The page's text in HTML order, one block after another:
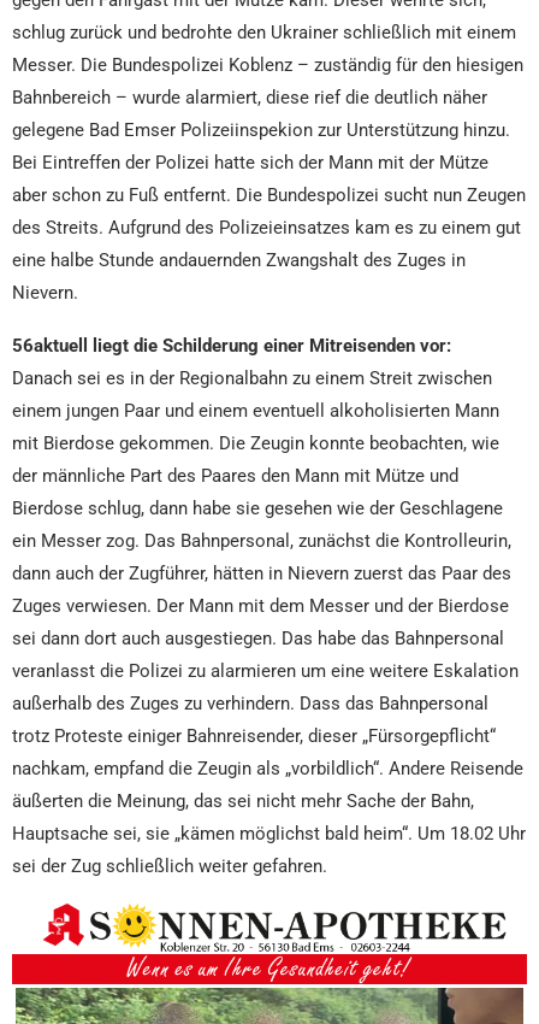
schlug zurück und bedrohte den Ukrainer schließlich mit einem
Messer. Die Bundespolizei Koblenz – zuständig für den hiesigen
Bahnbereich – wurde alarmiert, diese rief die deutlich näher
gelegene Bad Emser Polizeiinspekion zur Unterstützung hinzu.
Bei Eintreffen der Polizei hatte sich der Mann mit der Mütze
aber schon zu Fuß entfernt. Die Bundespolizei sucht nun Zeugen
des Streits. Aufgrund des Polizeieinsatzes kam es zu einem gut
eine halbe Stunde andauernden Zwangshalt des Zuges in
Nievern.
56aktuell liegt die Schilderung einer Mitreisenden vor:
Danach sei es in der Regionalbahn zu einem Streit zwischen
einem jungen Paar und einem eventuell alkoholisierten Mann
mit Bierdose gekommen. Die Zeugin konnte beobachten, wie
der männliche Part des Paares den Mann mit Mütze und
Bierdose schlug, dann habe sie gesehen wie der Geschlagene
ein Messer zog. Das Bahnpersonal, zunächst die Kontrolleurin,
dann auch der Zugführer, hätten in Nievern zuerst das Paar des
Zuges verwiesen. Der Mann mit dem Messer und der Bierdose
sei dann dort auch ausgestiegen. Das habe das Bahnpersonal
veranlasst die Polizei zu alarmieren um eine weitere Eskalation
außerhalb des Zuges zu verhindern. Dass das Bahnpersonal
trotz Proteste einiger Bahnreisender, dieser „Fürsorgepflicht“
nachkam, empfand die Zeugin als „vorbildlich“. Andere Reisende
äußerten die Meinung, das sei nicht mehr Sache der Bahn,
Hauptsache sei, sie „kämen möglichst bald heim“. Um 18.02 Uhr
sei der Zug schließlich weiter gefahren.